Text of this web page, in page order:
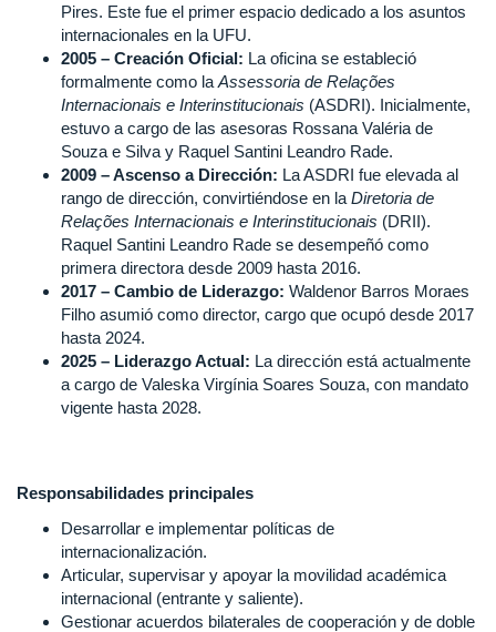
Pires. Este fue el primer espacio dedicado a los asuntos
internacionales en la UFU.
2005 – Creación Oficial: La oficina se estableció
formalmente como la Assessoria de Relações
Internacionais e Interinstitucionais (ASDRI). Inicialmente,
estuvo a cargo de las asesoras Rossana Valéria de
Souza e Silva y Raquel Santini Leandro Rade.
2009 – Ascenso a Dirección: La ASDRI fue elevada al
rango de dirección, convirtiéndose en la Diretoria de
Relações Internacionais e Interinstitucionais (DRII).
Raquel Santini Leandro Rade se desempeñó como
primera directora desde 2009 hasta 2016.
2017 – Cambio de Liderazgo: Waldenor Barros Moraes
Filho asumió como director, cargo que ocupó desde 2017
hasta 2024.
2025 – Liderazgo Actual: La dirección está actualmente
a cargo de Valeska Virgínia Soares Souza, con mandato
vigente hasta 2028.
Responsabilidades principales
Desarrollar e implementar políticas de
internacionalización.
Articular, supervisar y apoyar la movilidad académica
internacional (entrante y saliente).
Gestionar acuerdos bilaterales de cooperación y de doble